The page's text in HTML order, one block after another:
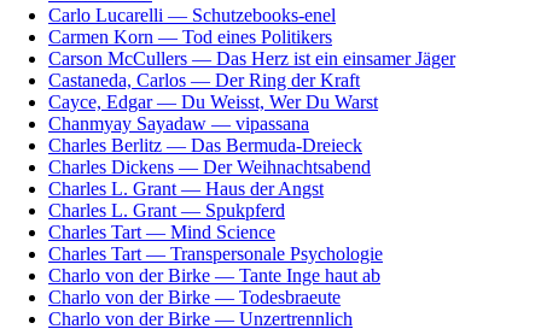
Carlo Lucarelli — Schutzebooks-enel
Carmen Korn — Tod eines Politikers
Carson McCullers — Das Herz ist ein einsamer Jäger
Castaneda, Carlos — Der Ring der Kraft
Cayce, Edgar — Du Weisst, Wer Du Warst
Chanmyay Sayadaw — vipassana
Charles Berlitz — Das Bermuda-Dreieck
Charles Dickens — Der Weihnachtsabend
Charles L. Grant — Haus der Angst
Charles L. Grant — Spukpferd
Charles Tart — Mind Science
Charles Tart — Transpersonale Psychologie
Charlo von der Birke — Tante Inge haut ab
Charlo von der Birke — Todesbraeute
Charlo von der Birke — Unzertrennlich